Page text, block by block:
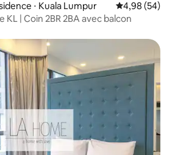
⋅ Kuala Lumpur Évaluation
4,98 (54)
| Coin 2BR 2BA avec balcon